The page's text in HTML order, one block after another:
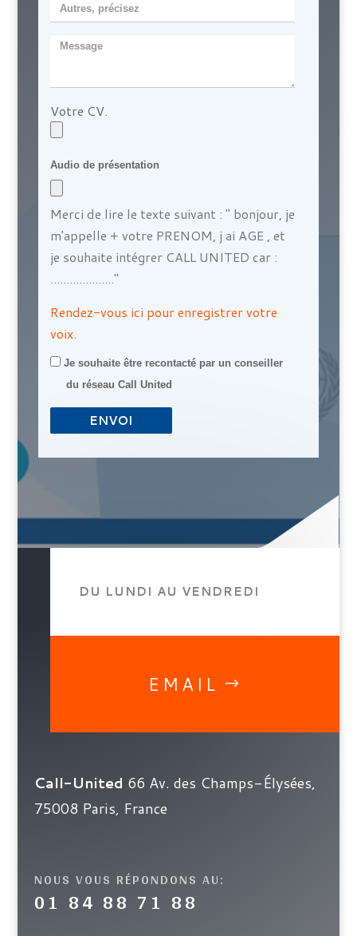
occupés
Autre
postes
occupés
Message
Votre CV.
Audio de présentation
Merci de lire le texte suivant : " bonjour, je
m'appelle + votre PRENOM, j ai AGE , et
je souhaite intégrer CALL UNITED car :
...................."
Rendez-vous ici pour enregistrer votre
voix.
Je
souhaite
être
recontacté
Je souhaite être recontacté par un conseiller
du réseau Call United
DU LUNDI AU VENDREDI
EMAIL
Call-United 66 Av. des Champs-Élysées,
75008 Paris, France
NOUS VOUS RÉPONDONS AU:
01 84 88 71 88